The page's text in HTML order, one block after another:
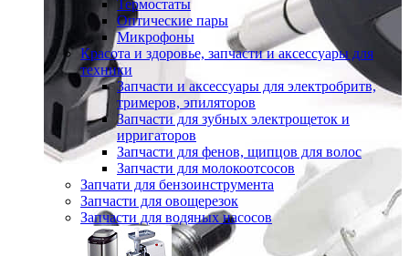
Термостаты
Оптические пары
Микрофоны
Красота и здоровье, запчасти и аксессуары для
техники
Запчасти и аксессуары для электробритв,
тримеров, эпиляторов
Запчасти для зубных электрощеток и
ирригаторов
Запчасти для фенов, щипцов для волос
Запчасти для молокоотсосов
Запчати для бензоинструмента
Запчасти для овощерезок
Запчасти для водяных насосов